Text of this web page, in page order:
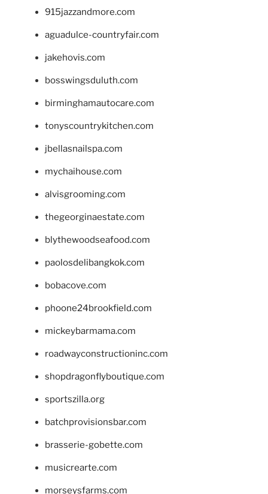
915jazzandmore.com
aguadulce-countryfair.com
jakehovis.com
bosswingsduluth.com
birminghamautocare.com
tonyscountrykitchen.com
jbellasnailspa.com
mychaihouse.com
alvisgrooming.com
thegeorginaestate.com
blythewoodseafood.com
paolosdelibangkok.com
bobacove.com
phoone24brookfield.com
mickeybarmama.com
roadwayconstructioninc.com
shopdragonflyboutique.com
sportszilla.org
batchprovisionsbar.com
brasserie-gobette.com
musicrearte.com
morseysfarms.com